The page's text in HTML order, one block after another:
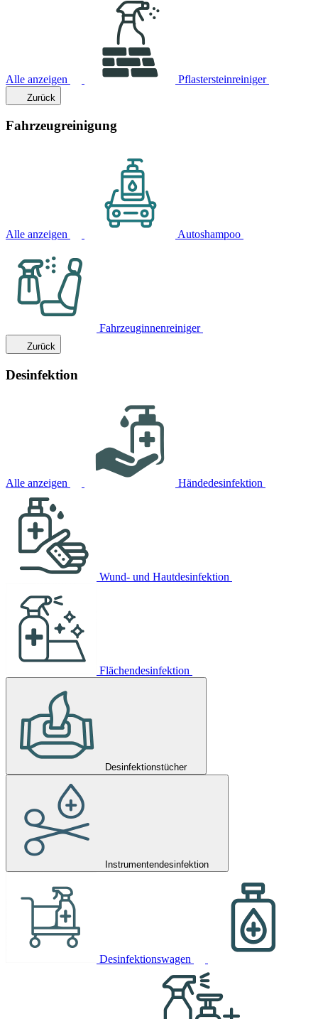
Alle anzeigen Pflastersteinreiniger
Zurück
Fahrzeugreinigung
Alle anzeigen Autoshampoo
Fahrzeuginnenreiniger
Zurück
Desinfektion
Alle anzeigen Händedesinfektion
Wund- und Hautdesinfektion
Flächendesinfektion
Desinfektionstücher
Instrumentendesinfektion
Desinfektionswagen